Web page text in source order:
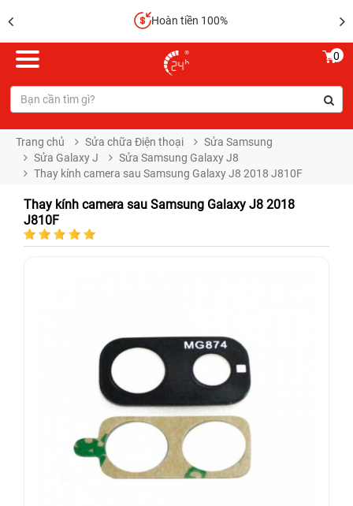
Hoàn tiền 100%
0
Trang chủ Sửa chữa Điện thoại
Sửa Samsung
Sửa Galaxy J
Sửa Samsung Galaxy J8
Thay kính camera sau Samsung Galaxy J8 2018 J810F
Thay kính camera sau Samsung Galaxy J8 2018
J810F